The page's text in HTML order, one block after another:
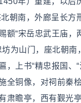
朝南，外廊呈长
“宋岳忠武王庙，
为山门，座北朝
上书“精忠报国、
全铜像，对祠前秦
肃瞻亭，西有觐光